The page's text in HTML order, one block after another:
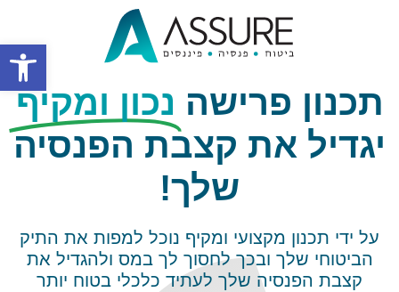
פתח
תכנון פרישה נכון ומקיף
יגדיל את קצבת הפנסיה
שלך!
על ידי תכנון מקצועי ומקיף נוכל למפות את התיק
הביטוחי שלך ובכך לחסוך לך במס ולהגדיל את
קצבת הפנסיה שלך לעתיד כלכלי בטוח יותר